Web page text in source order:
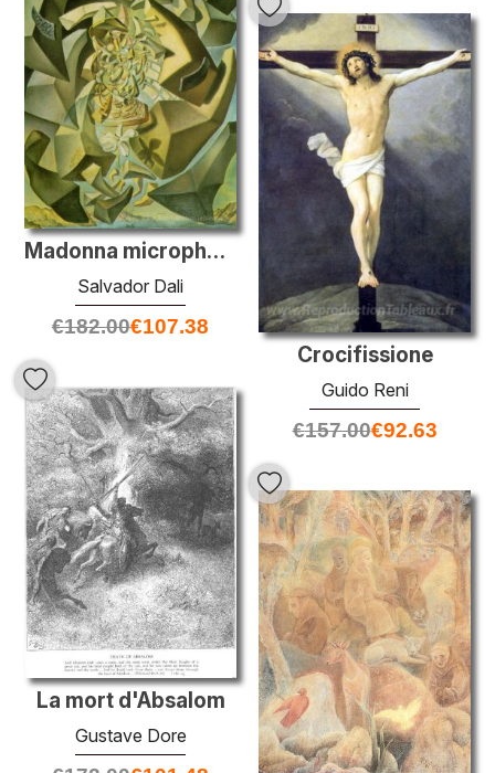
Madonna microphysique
Salvador Dali
€182.00€107.38
Crocifissione
Guido Reni
€157.00€92.63
La mort d'Absalom
Gustave Dore